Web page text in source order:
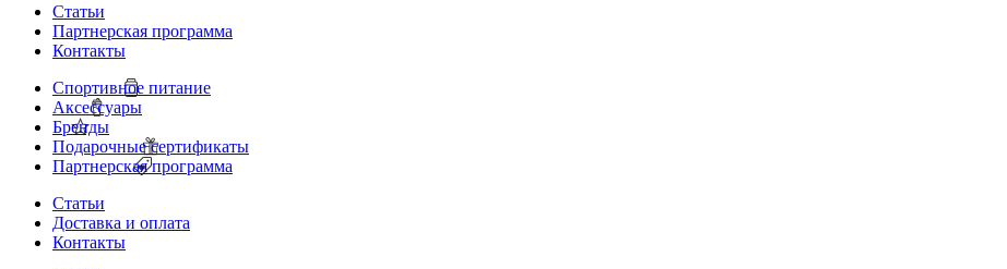
Статьи
Партнерская программа
Контакты
Спортивное питание
Аксессуары
Бренды
Подарочные сертификаты
Партнерская программа
Статьи
Доставка и оплата
Контакты